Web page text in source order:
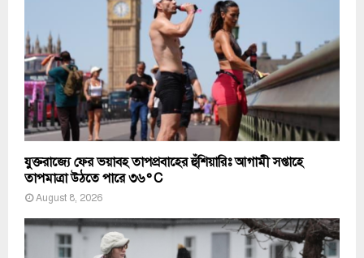
যুক্তরাজ্যে ফের ভয়াবহ তাপপ্রবাহের হুঁশিয়ারিঃ আগামী সপ্তাহে
তাপমাত্রা উঠতে পারে ৩৬°C
August 8, 2026